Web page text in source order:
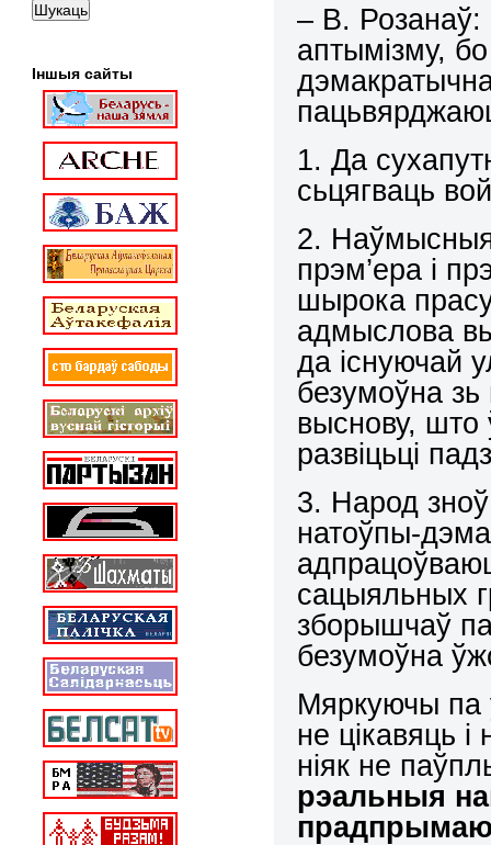
– В. Розанаў:
аптымізму,
1. Да
сьцягваць
2.
прэм’ера і
шырока
адмыслова
да існуючай
безумоўна
выснову, што
развіцьці
3. Народ зноў
натоўпы-
сацыяльных
зборышчаў
безумоўна
Мяркуючы па
не цікавяць
ніяк не
рэальныя
Іншыя сайты